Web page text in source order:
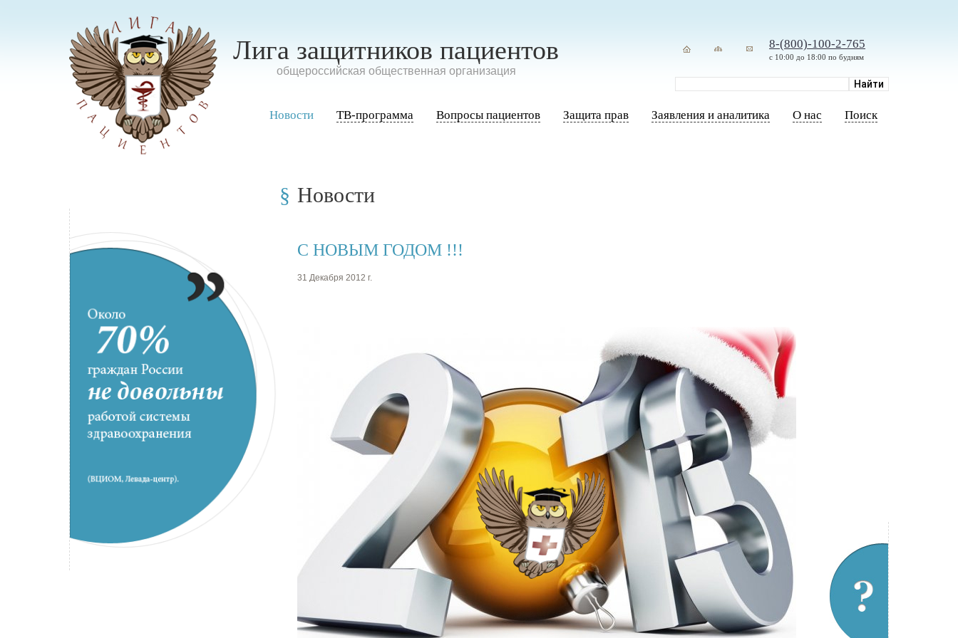
Лига защитников пациентов
oбщероссийская общественная организация
8-(800)-100-2-765
с 10:00 до 18:00 по будням
Новости ТВ-программа Вопросы пациентов Защита прав Заявления и аналитика О нас Поиск
Новости
C НОВЫМ ГОДОМ !!!
31 Декабря 2012 г.